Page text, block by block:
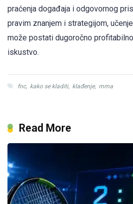
praćenja događaja i odgovornog
pravim znanjem i strategijom, učenje
može postati dugoročno
iskustvo.
fnc, kako se kladiti, klađenje, mma
Read More